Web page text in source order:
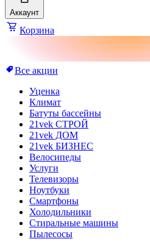
Аккаунт
Корзина
Все акции
Уценка
Климат
Батуты бассейны
21vek СТРОЙ
21vek ДОМ
21vek БИЗНЕС
Велосипеды
Услуги
Телевизоры
Ноутбуки
Смартфоны
Холодильники
Стиральные машины
Пылесосы